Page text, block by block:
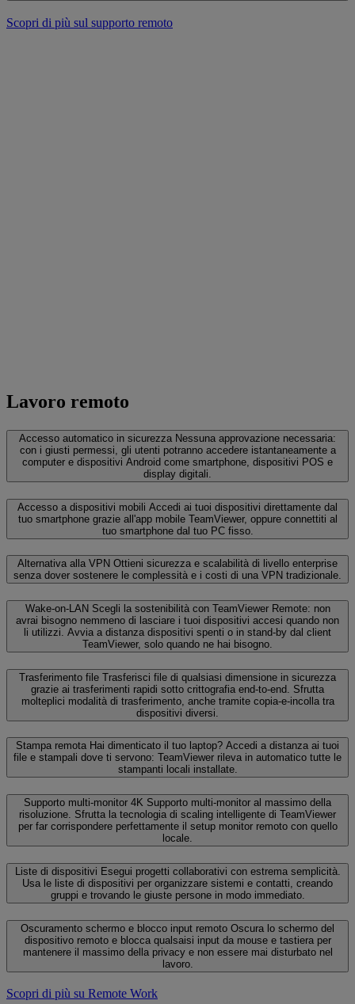
‌Scopri di più sul supporto remoto
Lavoro remoto
Accesso automatico in sicurezza Nessuna approvazione necessaria:
con i giusti permessi, gli utenti potranno accedere istantaneamente a
computer e dispositivi Android come smartphone, dispositivi POS e
display digitali.
Accesso a dispositivi mobili Accedi ai tuoi dispositivi direttamente dal
tuo smartphone grazie all'app mobile TeamViewer, oppure connettiti al
tuo smartphone dal tuo PC fisso.
Alternativa alla VPN Ottieni sicurezza e scalabilità di livello enterprise
senza dover sostenere le complessità e i costi di una VPN tradizionale.
Wake-on-LAN Scegli la sostenibilità con TeamViewer Remote: non
avrai bisogno nemmeno di lasciare i tuoi dispositivi accesi quando non
li utilizzi. Avvia a distanza dispositivi spenti o in stand-by dal client
TeamViewer, solo quando ne hai bisogno.
Trasferimento file Trasferisci file di qualsiasi dimensione in sicurezza
grazie ai trasferimenti rapidi sotto crittografia end-to-end. Sfrutta
molteplici modalità di trasferimento, anche tramite copia-e-incolla tra
dispositivi diversi.
Stampa remota Hai dimenticato il tuo laptop? Accedi a distanza ai tuoi
file e stampali dove ti servono: TeamViewer rileva in automatico tutte le
stampanti locali installate.
Supporto multi-monitor 4K Supporto multi-monitor al massimo della
risoluzione. Sfrutta la tecnologia di scaling intelligente di TeamViewer
per far corrispondere perfettamente il setup monitor remoto con quello
locale.
Liste di dispositivi Esegui progetti collaborativi con estrema semplicità.
Usa le liste di dispositivi per organizzare sistemi e contatti, creando
gruppi e trovando le giuste persone in modo immediato.
Oscuramento schermo e blocco input remoto Oscura lo schermo del
dispositivo remoto e blocca qualsaisi input da mouse e tastiera per
mantenere il massimo della privacy e non essere mai disturbato nel
lavoro.
Scopri di più su Remote Work